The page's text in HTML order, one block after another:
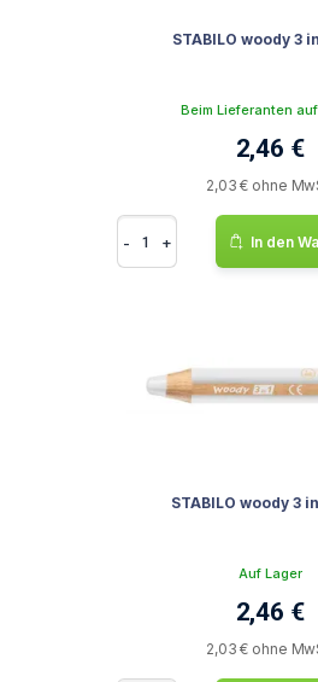
STABILO woody 3
Beim Lieferanten
2,46 €
2,03 € ohne
- + In den
STABILO woody 3
Auf Lager
2,46 €
2,03 € ohne